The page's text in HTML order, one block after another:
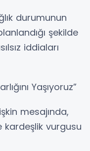
durumunun
şekilde
iddiaları
Yaşıyoruz”
mesajında,
kardeşlik vurgusu